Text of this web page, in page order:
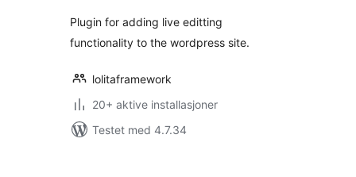
Plugin for adding live editting
functionality to the wordpress site.
lolitaframework
20+ aktive installasjoner
Testet med 4.7.34